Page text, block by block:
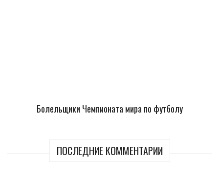
Болельщики Чемпионата мира по футболу
ПОСЛЕДНИЕ КОММЕНТАРИИ